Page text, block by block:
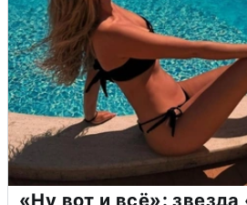
«Ну вот и всё»: